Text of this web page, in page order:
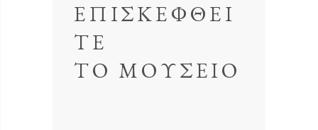
ΕΠΙΣΚΕΦΘΕΙ
ΤΕ
ΤΟ ΜΟΥΣΕΙΟ